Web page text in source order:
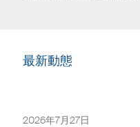
最新動態
2026年7月27日